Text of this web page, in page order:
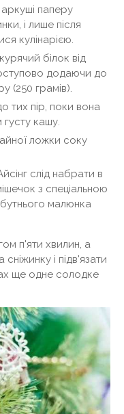
паперу
і лише після
кулінарією.
білок від
додаючи до
(250 грамів).
тих пір, поки вона
кашу.
ложки соку
слід набрати в
з спеціальною
малюнка
п'яти хвилин, а
і підв'язати
ще одне солодке